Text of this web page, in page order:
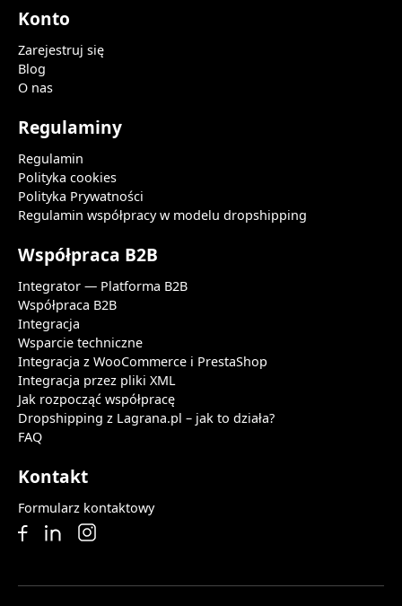
Konto
Zarejestruj się
Blog
O nas
Regulaminy
Regulamin
Polityka cookies
Polityka Prywatności
Regulamin współpracy w modelu dropshipping
Współpraca B2B
Integrator — Platforma B2B
Współpraca B2B
Integracja
Wsparcie techniczne
Integracja z WooCommerce i PrestaShop
Integracja przez pliki XML
Jak rozpocząć współpracę
Dropshipping z Lagrana.pl – jak to działa?
FAQ
Kontakt
Formularz kontaktowy